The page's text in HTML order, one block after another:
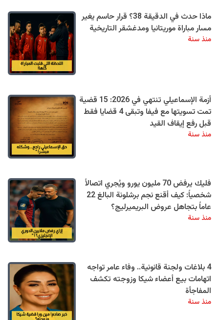
ماذا حدث في الدقيقة 38؟ قرار حاسم يغير
مسار مباراة موريتانيا ومدغشقر التاريخية
منذ سنة
أزمة الإسماعيلي تنتهي في 2026: 15 قضية
تمت تسويتها مع فيفا وتبقى 4 قضايا فقط
قبل رفع إيقاف القيد
منذ سنة
فليك يرفض 70 مليون يورو ويُجري اتصالاً
شخصياً: كيف أقنع نجم برشلونة البالغ 22
عاماً بتجاهل عروض البريميرليج؟
منذ سنة
4 بلاغات ولجنة قانونية.. وفاء عامر تواجه
اتهامات بيع أعضاء شيكا وزوجته تكشف
المفاجأة
منذ سنة